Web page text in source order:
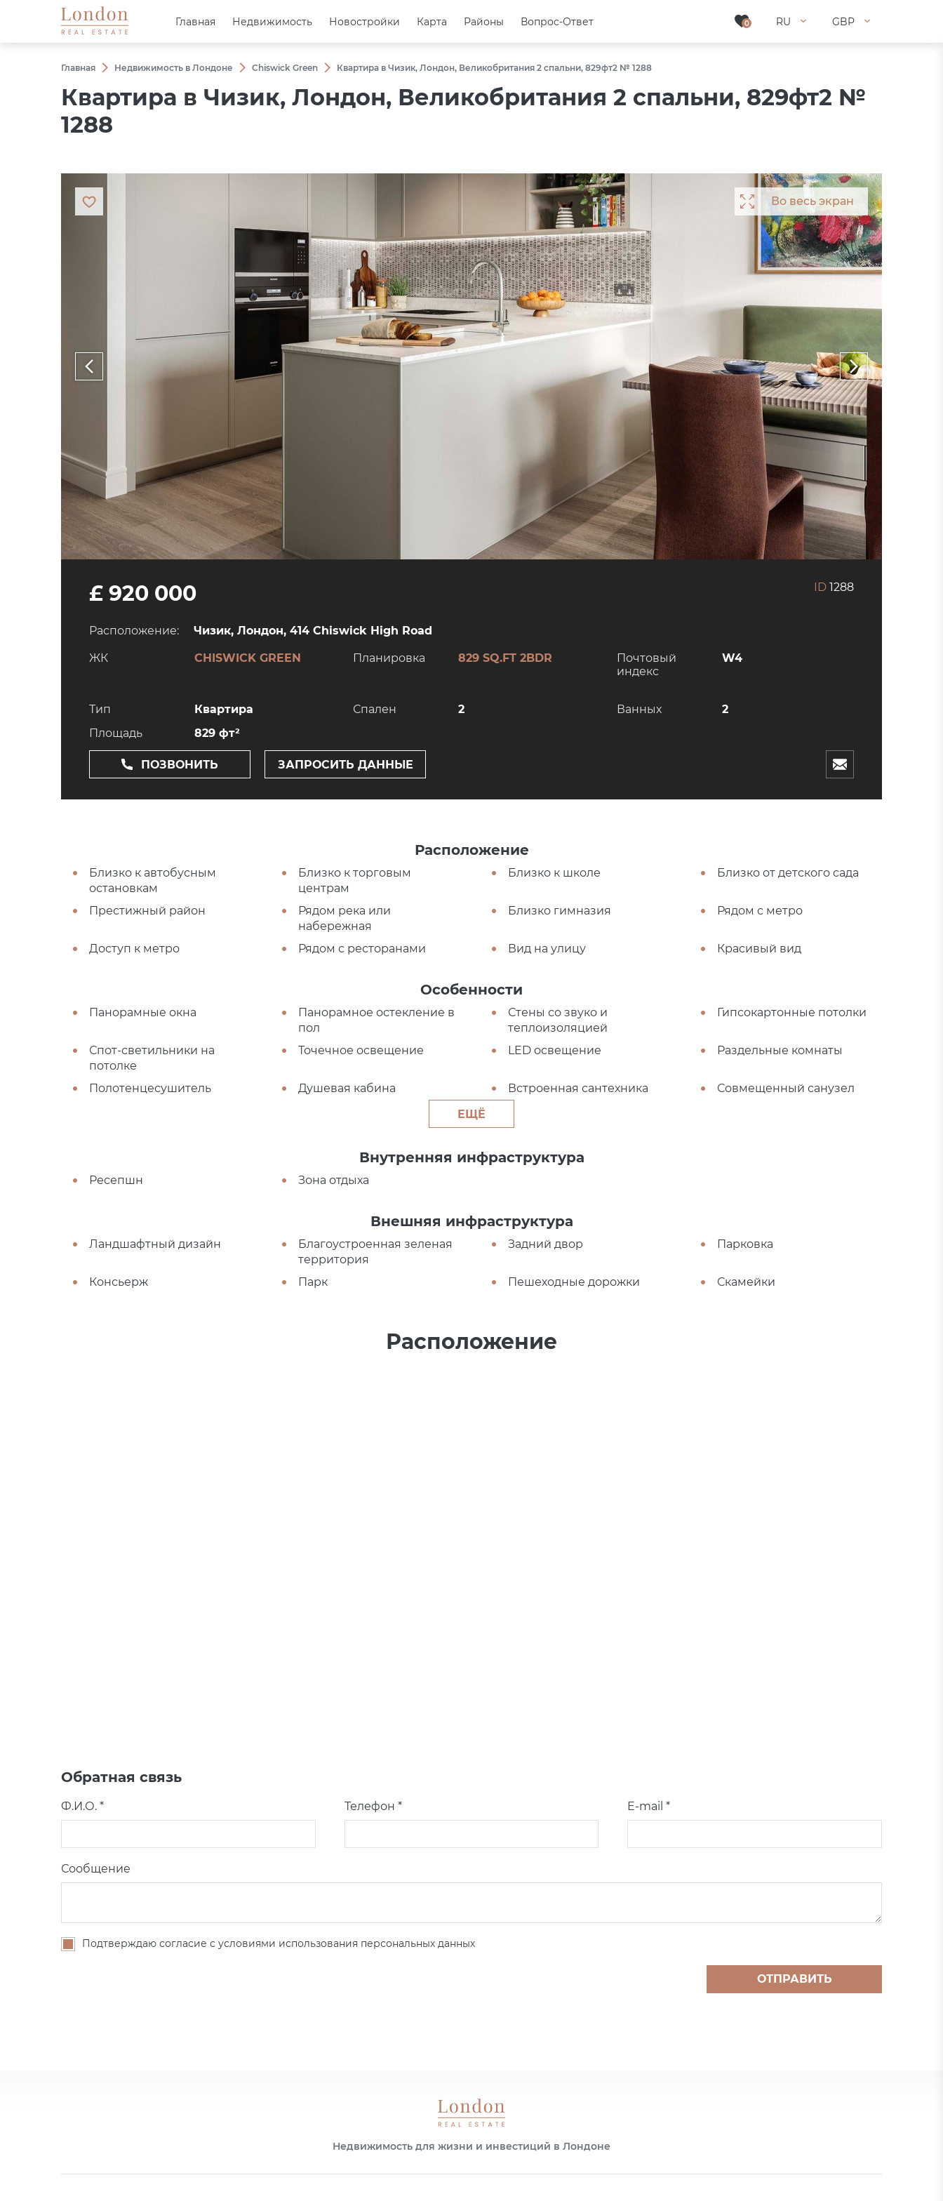
0 RU GBP
Главная Недвижимость Новостройки Карта Районы Вопрос-Ответ 0 RU GBP
Главная Недвижимость Новостройки Карта Районы Вопрос-Ответ
Главная Недвижимость в Лондоне Chiswick Green Квартира в Чизик, Лондон, Великобритания 2 спальни, 829фт2 № 1288
Квартира в Чизик, Лондон, Великобритания 2 спальни, 829фт2 №
1288
Во весь экран
£ 920 000 ID 1288
Расположение: Чизик, Лондон, 414 Chiswick High Road
ЖК CHISWICK GREEN Планировка 829 SQ.FT 2BDR
Почтовый
индекс
W4
Тип Квартира Спален 2 Ванных
2
Площадь
829 фт²
ПОЗВОНИТЬ ЗАПРОСИТЬ ДАННЫЕ
Расположение
Близко к автобусным
остановкам
Близко к торговым
центрам
Близко к школе Близко от детского сада
Престижный район
Рядом река или
набережная
Близко гимназия Рядом с метро
Доступ к метро Рядом с ресторанами Вид на улицу Красивый вид
Особенности
Панорамные окна
Панорамное остекление в
пол
Стены со звуко и
теплоизоляцией
Гипсокартонные потолки
Спот-светильники на
потолке
Точечное освещение LED освещение Раздельные комнаты
Полотенцесушитель Душевая кабина Встроенная сантехника
Совмещенный санузел
ЕЩЁ
Внутренняя инфраструктура
Ресепшн Зона отдыха
Внешняя инфраструктура
Ландшафтный дизайн
Благоустроенная зеленая
территория
Задний двор Парковка
Консьерж Парк Пешеходные дорожки Скамейки
Расположение
Обратная связь
Ф.И.О. * Телефон * E-mail *
Сообщение
Подтверждаю согласие с условиями использования персональных данных
ОТПРАВИТЬ
Недвижимость для жизни и инвестиций в Лондоне